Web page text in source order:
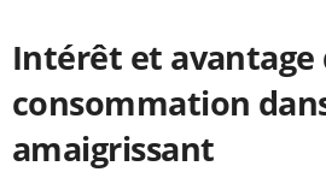
Intérêt et avantage
consommation
amaigrissant